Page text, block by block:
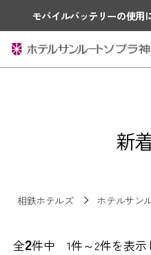
モバイルバッテリーの使用
新
相鉄ホテルズ ホテルサン
全2件中 1件～2件を表示